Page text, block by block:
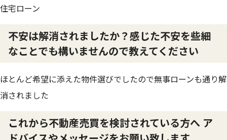
住宅ローン
不安は解消されましたか？感じた不安を些細
なことでも構いませんので教えてください
ほとんど希望に添えた物件選びでしたので無事ローンも通り解
消されました
これから不動産売買を検討されている方へ ア